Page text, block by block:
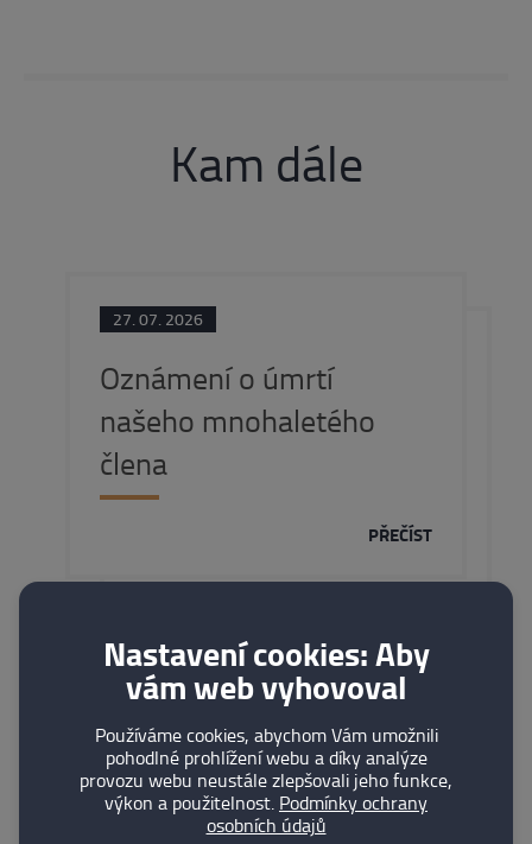
Kam dále
27. 07. 2026
Oznámení o úmrtí
našeho mnohaletého
člena
PŘEČÍST
Pozvánka na prohlídku
muzea ČNB
Nastavení cookies: Aby
vám web vyhovoval
Používáme cookies, abychom Vám umožnili
pohodlné prohlížení webu a díky analýze
provozu webu neustále zlepšovali jeho funkce,
výkon a použitelnost.Podmínky ochrany
osobních údajů